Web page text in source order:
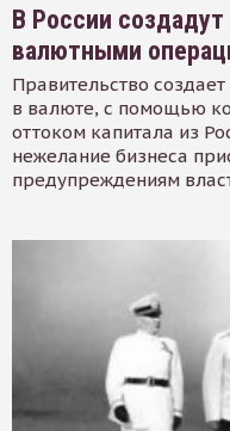
В России
валютными
Правительство
в валюте, с помощью
оттоком капитала из
нежелание бизнеса
предупреждениям